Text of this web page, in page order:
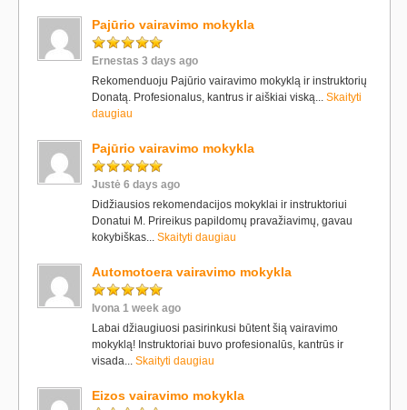
Pajūrio vairavimo mokykla
Ernestas 3 days ago
Rekomenduoju Pajūrio vairavimo mokyklą ir instruktorių
Donatą. Profesionalus, kantrus ir aiškiai viską... Skaityti
daugiau
Pajūrio vairavimo mokykla
Justė 6 days ago
Didžiausios rekomendacijos mokyklai ir instruktoriui
Donatui M. Prireikus papildomų pravažiavimų, gavau
kokybiškas... Skaityti daugiau
Automotoera vairavimo mokykla
Ivona 1 week ago
Labai džiaugiuosi pasirinkusi būtent šią vairavimo
mokyklą! Instruktoriai buvo profesionalūs, kantrūs ir
visada... Skaityti daugiau
Eizos vairavimo mokykla